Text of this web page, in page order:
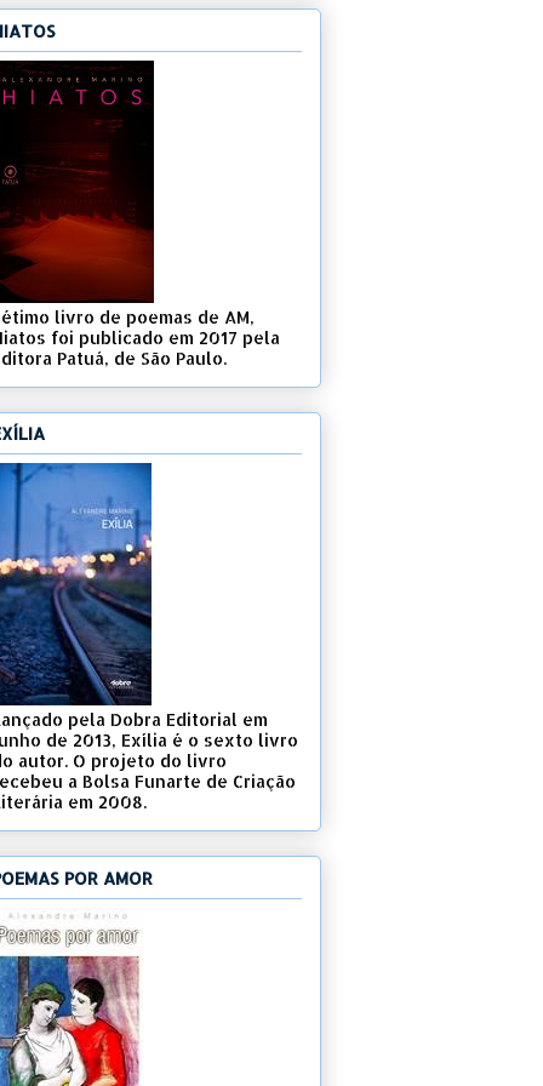
livro de poemas de AM,
foi publicado em 2017 pela
Patuá, de São Paulo.
pela Dobra Editorial em
de 2013, Exília é o sexto livro
autor. O projeto do livro
a Bolsa Funarte de Criação
em 2008.
POR AMOR